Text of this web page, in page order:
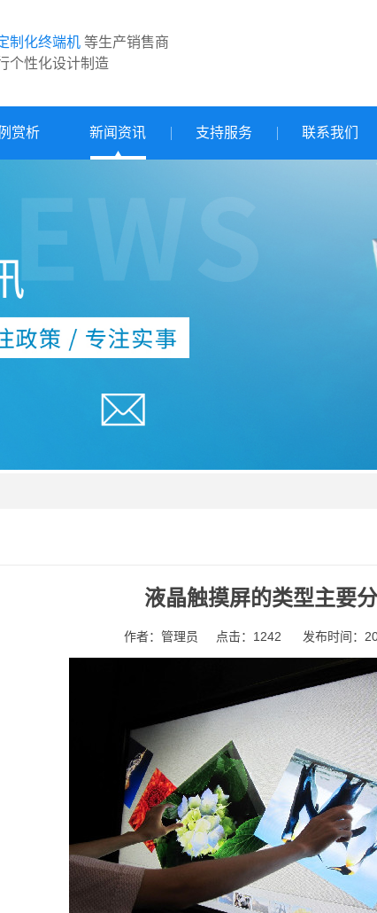
制化终端机 等生产销售商
个性化设计制造
赏析 新闻资讯 支持服务 联系我们
液晶触摸屏的类型主要分
作者：管理员 点击：1242 发布时间：